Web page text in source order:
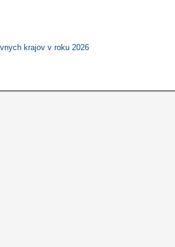
krajov v roku 2026